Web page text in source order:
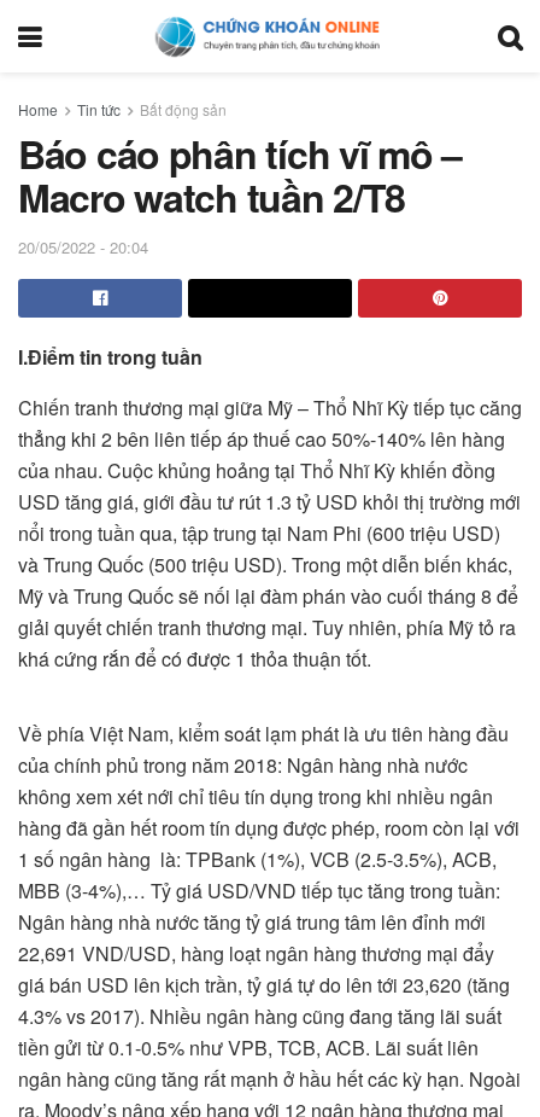
Home Tin tức Bất động sản
Báo cáo phân tích vĩ mô –
Macro watch tuần 2/T8
20/05/2022 - 20:04
I.Điểm tin trong tuần
Chiến tranh thương mại giữa Mỹ – Thổ Nhĩ Kỳ tiếp tục căng
thẳng khi 2 bên liên tiếp áp thuế cao 50%-140% lên hàng
của nhau. Cuộc khủng hoảng tại Thổ Nhĩ Kỳ khiến đồng
USD tăng giá, giới đầu tư rút 1.3 tỷ USD khỏi thị trường mới
nổi trong tuần qua, tập trung tại Nam Phi (600 triệu USD)
và Trung Quốc (500 triệu USD). Trong một diễn biến khác,
Mỹ và Trung Quốc sẽ nối lại đàm phán vào cuối tháng 8 để
giải quyết chiến tranh thương mại. Tuy nhiên, phía Mỹ tỏ ra
khá cứng rắn để có được 1 thỏa thuận tốt.
Về phía Việt Nam, kiểm soát lạm phát là ưu tiên hàng đầu
của chính phủ trong năm 2018: Ngân hàng nhà nước
không xem xét nới chỉ tiêu tín dụng trong khi nhiều ngân
hàng đã gần hết room tín dụng được phép, room còn lại với
1 số ngân hàng là: TPBank (1%), VCB (2.5-3.5%), ACB,
MBB (3-4%),… Tỷ giá USD/VND tiếp tục tăng trong tuần:
Ngân hàng nhà nước tăng tỷ giá trung tâm lên đỉnh mới
22,691 VND/USD, hàng loạt ngân hàng thương mại đẩy
giá bán USD lên kịch trần, tỷ giá tự do lên tới 23,620 (tăng
4.3% vs 2017). Nhiều ngân hàng cũng đang tăng lãi suất
tiền gửi từ 0.1-0.5% như VPB, TCB, ACB. Lãi suất liên
ngân hàng cũng tăng rất mạnh ở hầu hết các kỳ hạn. Ngoài
ra, Moody’s nâng xếp hạng với 12 ngân hàng thương mại